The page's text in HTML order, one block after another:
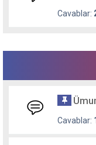
Cavablar:
Cavablar: 1